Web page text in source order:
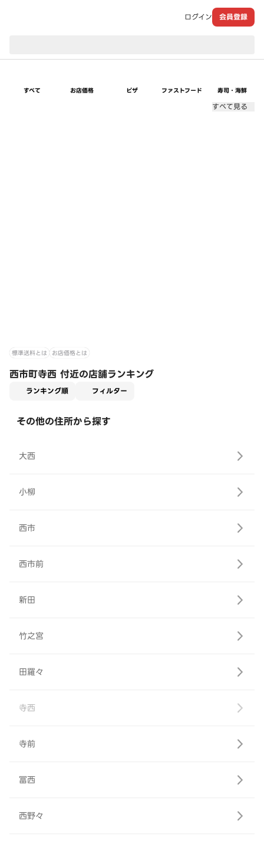
ログイン 会員登録
すべて お店価格 ピザ ファストフード 寿司・海鮮
すべて見る
標準送料とは お店価格とは
西市町寺西 付近の店舗ランキング
ランキング順 フィルター
その他の住所から探す
大西
小柳
西市
西市前
新田
竹之宮
田羅々
寺西
寺前
冨西
西野々